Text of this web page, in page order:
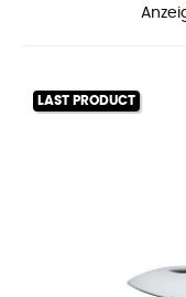
LAST PRODUCT